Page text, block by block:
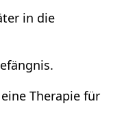
in die
Therapie für